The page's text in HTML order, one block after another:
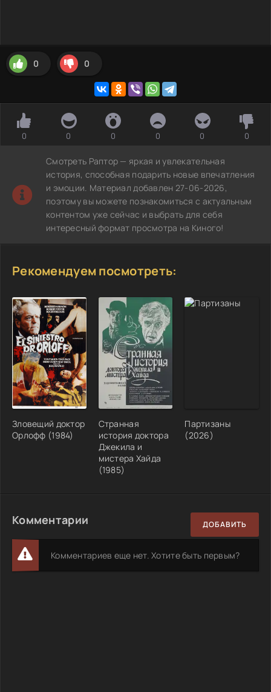
0 0
0 0 0 0 0 0
Смотреть Раптор — яркая и увлекательная
история, способная подарить новые впечатления
и эмоции. Материал добавлен 27-06-2026,
поэтому вы можете познакомиться с актуальным
контентом уже сейчас и выбрать для себя
интересный формат просмотра на Киного!
Рекомендуем посмотреть:
Зловещий доктор
Орлофф (1984)
Странная
история доктора
Джекила и
мистера Хайда
(1985)
Партизаны
(2026)
Комментарии ДОБАВИТЬ
Комментариев еще нет. Хотите быть первым?